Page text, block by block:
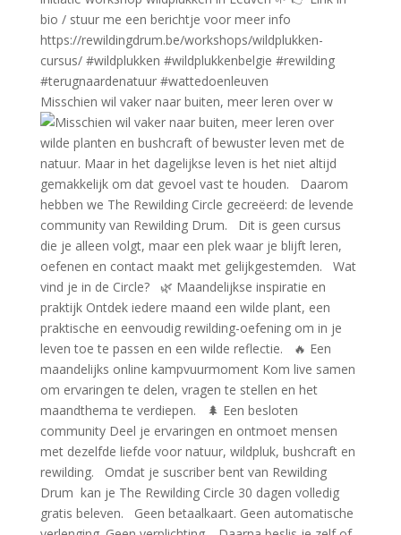
Misschien wil vaker naar buiten, meer leren over w